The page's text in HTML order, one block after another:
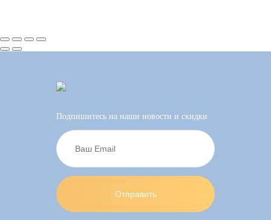
Подпишитесь на наши новости и скидки